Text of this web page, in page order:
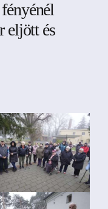
eljött és